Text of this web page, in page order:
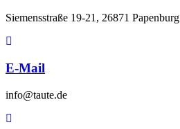
Siemensstraße 19-21, 26871 Papenburg
E-Mail
info@taute.de